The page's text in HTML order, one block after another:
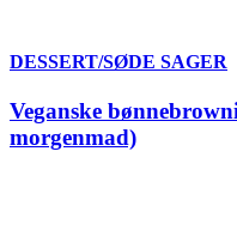
DESSERT/SØDE SAGER
Veganske
morgenmad)